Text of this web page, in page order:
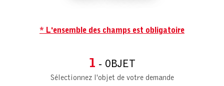
* L'ensemble des champs est obligatoire
1 - OBJET
Sélectionnez l'objet de votre demande